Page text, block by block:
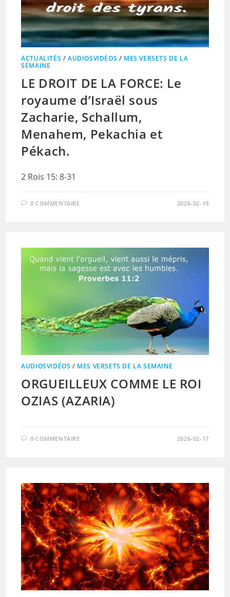
ACTUALITÉS /AUDIOSVIDÉOS / MES VERSETS DE LA
SEMAINE
LE DROIT DE LA FORCE: Le
royaume d’Israël sous
Zacharie, Schallum,
Menahem, Pekachia et
Pékach.
2 Rois 15: 8-31
0 COMMENTAIRE 2026-02-19
AUDIOSVIDÉOS / MES VERSETS DE LA SEMAINE
ORGUEILLEUX COMME LE ROI
OZIAS (AZARIA)
0 COMMENTAIRE 2026-02-17